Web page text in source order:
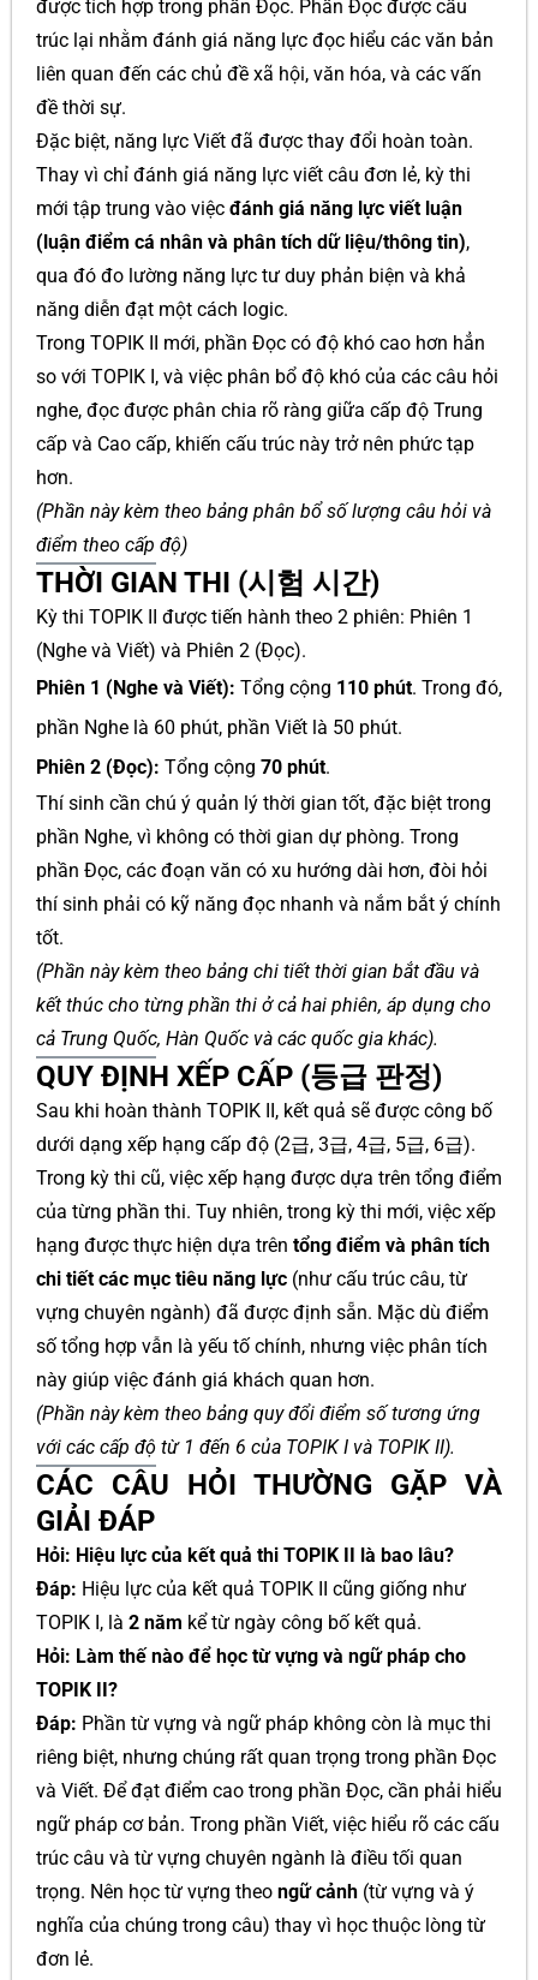
được tích hợp trong phần Đọc. Phần Đọc được cấu
trúc lại nhằm đánh giá năng lực đọc hiểu các văn bản
liên quan đến các chủ đề xã hội, văn hóa, và các vấn
đề thời sự.
Đặc biệt, năng lực Viết đã được thay đổi hoàn toàn.
Thay vì chỉ đánh giá năng lực viết câu đơn lẻ, kỳ thi
mới tập trung vào việc đánh giá năng lực viết luận
(luận điểm cá nhân và phân tích dữ liệu/thông tin),
qua đó đo lường năng lực tư duy phản biện và khả
năng diễn đạt một cách logic.
Trong TOPIK II mới, phần Đọc có độ khó cao hơn hẳn
so với TOPIK I, và việc phân bổ độ khó của các câu hỏi
nghe, đọc được phân chia rõ ràng giữa cấp độ Trung
cấp và Cao cấp, khiến cấu trúc này trở nên phức tạp
hơn.
(Phần này kèm theo bảng phân bổ số lượng câu hỏi và
điểm theo cấp độ)
THỜI GIAN THI (시험 시간)
Kỳ thi TOPIK II được tiến hành theo 2 phiên: Phiên 1
(Nghe và Viết) và Phiên 2 (Đọc).
Phiên 1 (Nghe và Viết): Tổng cộng 110 phút. Trong đó,
phần Nghe là 60 phút, phần Viết là 50 phút.
Phiên 2 (Đọc): Tổng cộng 70 phút.
Thí sinh cần chú ý quản lý thời gian tốt, đặc biệt trong
phần Nghe, vì không có thời gian dự phòng. Trong
phần Đọc, các đoạn văn có xu hướng dài hơn, đòi hỏi
thí sinh phải có kỹ năng đọc nhanh và nắm bắt ý chính
tốt.
(Phần này kèm theo bảng chi tiết thời gian bắt đầu và
kết thúc cho từng phần thi ở cả hai phiên, áp dụng cho
cả Trung Quốc, Hàn Quốc và các quốc gia khác).
QUY ĐỊNH XẾP CẤP (등급 판정)
Sau khi hoàn thành TOPIK II, kết quả sẽ được công bố
dưới dạng xếp hạng cấp độ (2급, 3급, 4급, 5급, 6급).
Trong kỳ thi cũ, việc xếp hạng được dựa trên tổng điểm
của từng phần thi. Tuy nhiên, trong kỳ thi mới, việc xếp
hạng được thực hiện dựa trên tổng điểm và phân tích
chi tiết các mục tiêu năng lực (như cấu trúc câu, từ
vựng chuyên ngành) đã được định sẵn. Mặc dù điểm
số tổng hợp vẫn là yếu tố chính, nhưng việc phân tích
này giúp việc đánh giá khách quan hơn.
(Phần này kèm theo bảng quy đổi điểm số tương ứng
với các cấp độ từ 1 đến 6 của TOPIK I và TOPIK II).
CÁC CÂU HỎI THƯỜNG GẶP VÀ
GIẢI ĐÁP
Hỏi: Hiệu lực của kết quả thi TOPIK II là bao lâu?
Đáp: Hiệu lực của kết quả TOPIK II cũng giống như
TOPIK I, là 2 năm kể từ ngày công bố kết quả.
Hỏi: Làm thế nào để học từ vựng và ngữ pháp cho
TOPIK II?
Đáp: Phần từ vựng và ngữ pháp không còn là mục thi
riêng biệt, nhưng chúng rất quan trọng trong phần Đọc
và Viết. Để đạt điểm cao trong phần Đọc, cần phải hiểu
ngữ pháp cơ bản. Trong phần Viết, việc hiểu rõ các cấu
trúc câu và từ vựng chuyên ngành là điều tối quan
trọng. Nên học từ vựng theo ngữ cảnh (từ vựng và ý
nghĩa của chúng trong câu) thay vì học thuộc lòng từ
đơn lẻ.